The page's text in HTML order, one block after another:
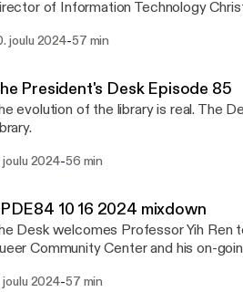
of Information Technology
joulu 2024-57 min
President's Desk Episode 85
evolution of the library is real. The
joulu 2024-56 min
10 16 2024 mixdown
Desk welcomes Professor Yih Ren
Community Center and his on-
joulu 2024-57 min